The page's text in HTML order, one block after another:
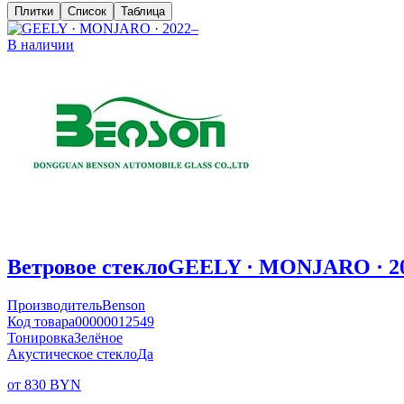
Плитки Список Таблица
В наличии
Ветровое стеклоGEELY · MONJARO ·
ПроизводительBenson
Код товара00000012549
ТонировкаЗелёное
Акустическое стеклоДа
от 830 BYN